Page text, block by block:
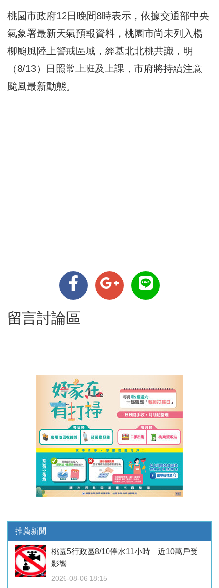
桃園市政府12日晚間8時表示，依據交通部中央
氣象署最新天氣預報資料，桃園市尚未列入楊
柳颱風陸上警戒區域，經基北北桃共識，明
（8/13）日照常上班及上課，市府將持續注意
颱風最新動態。
留言討論區
推薦新聞
桃園5行政區8/10停水11小時 近10萬戶受
影響
2026-08-06 18:15